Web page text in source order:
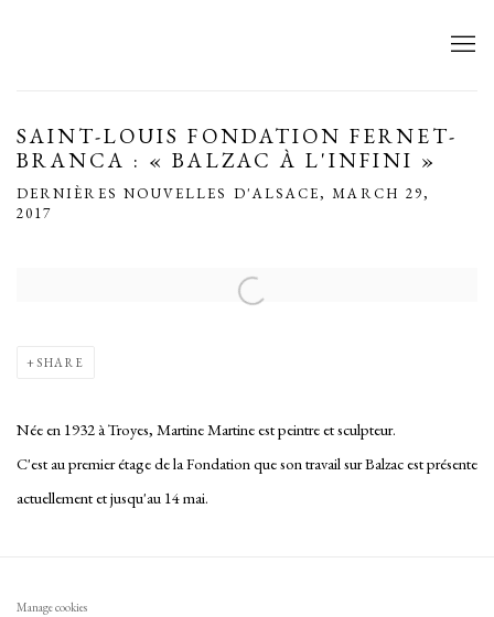
SAINT-LOUIS FONDATION FERNET-
BRANCA : « BALZAC À L'INFINI »
DERNIÈRES NOUVELLES D'ALSACE, MARCH 29,
2017
Open a larger version of the following image in a popup:
SHARE
Née en 1932 à Troyes, Martine Martine est peintre et sculpteur.
C'est au premier étage de la Fondation que son travail sur Balzac est présente
actuellement et jusqu'au 14 mai.
Manage cookies